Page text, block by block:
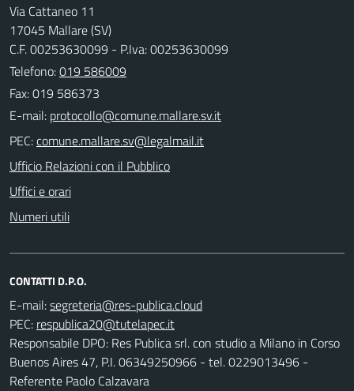
Via Cattaneo 11
17045 Mallare (SV)
C.F. 00253630099 - P.Iva: 00253630099
Telefono:019 586009
Fax: 019 586373
E-mail:
PEC:
Ufficio Relazioni con il Pubblico
Uffici e orari
Numeri utili
CONTATTI D.P.O.
E-mail:
PEC:
Responsabile DPO: Res Publica srl. con studio a Milano in Corso
Buenos Aires 47, P.I. 06349250966 - tel. 0229013496 -
Referente Paolo Calzavara